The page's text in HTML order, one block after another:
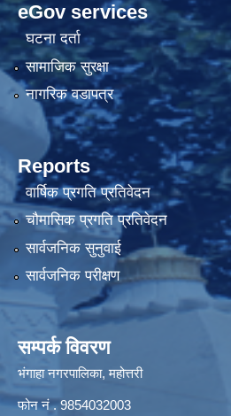
eGov services
घटना दर्ता
सामाजिक सुरक्षा
नागरिक वडापत्र
Reports
वार्षिक प्रगति प्रतिवेदन
चौमासिक प्रगति प्रतिवेदन
सार्वजनिक सुनुवाई
सार्वजनिक परीक्षण
सम्पर्क विवरण
भंगाहा नगरपालिका, महोत्तरी
फोन नं . 9854032003